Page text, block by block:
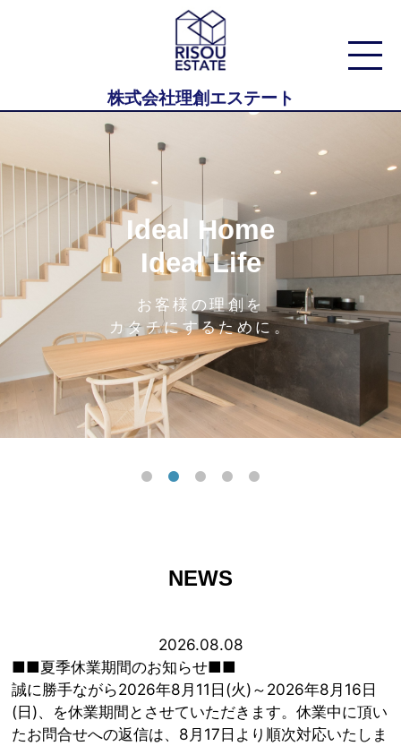
株式会社理創エステート
Ideal Home
Ideal Life
お客様の理創を
カタチにするために。
NEWS
2026.08.08
■■夏季休業期間のお知らせ■■
誠に勝手ながら2026年8月11日(火)～2026年8月16日
(日)、を休業期間とさせていただきます。休業中に頂い
たお問合せへの返信は、8月17日より順次対応いたしま